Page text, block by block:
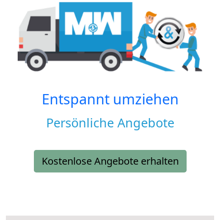
Entspannt umziehen
Persönliche Angebote
Kostenlose Angebote erhalten